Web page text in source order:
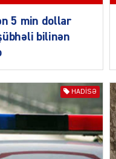
5 min dollar
bilinən
HADISƏ